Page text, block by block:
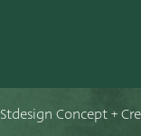
Stdesign Concept +